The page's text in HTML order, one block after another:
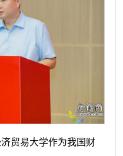
贸易大学作为我国财